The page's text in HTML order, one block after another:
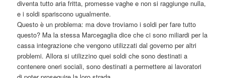
diventa tutto aria fritta, promesse vaghe e non si raggiunge nulla,
e i soldi spariscono ugualmente.
Questo è un problema: ma dove troviamo i soldi per fare tutto
questo? Ma la stessa Marcegaglia dice che ci sono miliardi per la
cassa integrazione che vengono utilizzati dal governo per altri
problemi. Allora si utilizzino quei soldi che sono destinati a
contenere oneri sociali, sono destinati a permettere ai lavoratori